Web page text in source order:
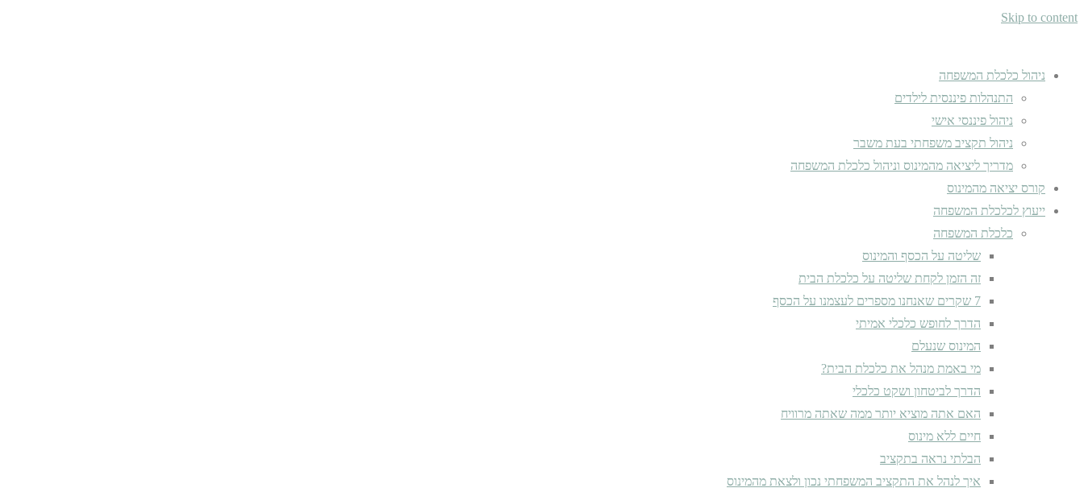
Skip to content
ניהול כלכלת המשפחה
התנהלות פיננסית לילדים
ניהול פיננסי אישי
ניהול תקציב משפחתי בעת משבר
מדריך ליציאה מהמינוס וניהול כלכלת המשפחה
קורס יציאה מהמינוס
ייעוץ לכלכלת המשפחה
כלכלת המשפחה
שליטה על הכסף והמינוס
זה הזמן לקחת שליטה על כלכלת הבית
7 שקרים שאנחנו מספרים לעצמנו על הכסף
הדרך לחופש כלכלי אמיתי
המינוס שנעלם
מי באמת מנהל את כלכלת הבית?
הדרך לביטחון ושקט כלכלי
האם אתה מוציא יותר ממה שאתה מרוויח
חיים ללא מינוס
הבלתי נראה בתקציב
איך לנהל את התקציב המשפחתי נכון ולצאת מהמינוס